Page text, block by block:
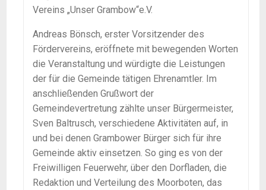
Vereins „Unser Grambow“e.V.
Andreas Bönsch, erster Vorsitzender des
Fördervereins, eröffnete mit bewegenden Worten
die Veranstaltung und würdigte die Leistungen
der für die Gemeinde tätigen Ehrenamtler. Im
anschließenden Grußwort der
Gemeindevertretung zählte unser Bürgermeister,
Sven Baltrusch, verschiedene Aktivitäten auf, in
und bei denen Grambower Bürger sich für ihre
Gemeinde aktiv einsetzen. So ging es von der
Freiwilligen Feuerwehr, über den Dorfladen, die
Redaktion und Verteilung des Moorboten, das